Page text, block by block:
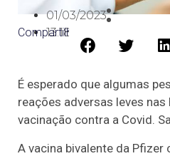
01/03/2023
13:18
Compartilhe:
É esperado que algumas
reações adversas leves
vacinação contra a Covid.
A vacina bivalente da Pfizer